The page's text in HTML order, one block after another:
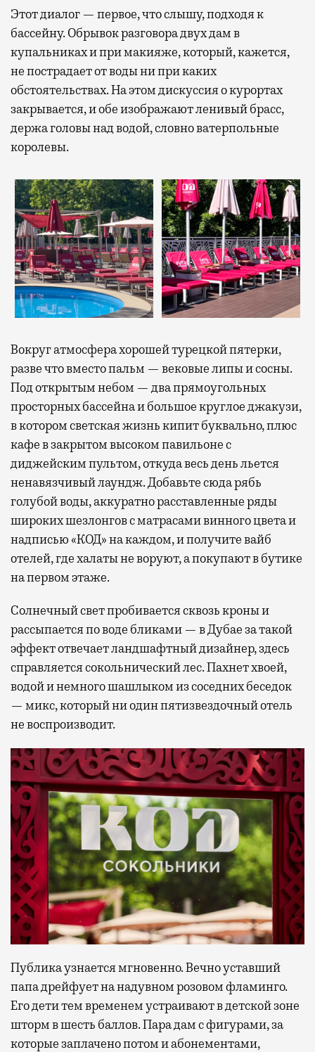
Этот диалог — первое, что слышу, подходя к
бассейну. Обрывок разговора двух дам в
купальниках и при макияже, который, кажется,
не пострадает от воды ни при каких
обстоятельствах. На этом дискуссия о курортах
закрывается, и обе изображают ленивый брасс,
держа головы над водой, словно ватерпольные
королевы.
Вокруг атмосфера хорошей турецкой пятерки,
разве что вместо пальм — вековые липы и сосны.
Под открытым небом — два прямоугольных
просторных бассейна и большое круглое джакузи,
в котором светская жизнь кипит буквально, плюс
кафе в закрытом высоком павильоне с
диджейским пультом, откуда весь день льется
ненавязчивый лаундж. Добавьте сюда рябь
голубой воды, аккуратно расставленные ряды
широких шезлонгов с матрасами винного цвета и
надписью «КОД» на каждом, и получите вайб
отелей, где халаты не воруют, а покупают в бутике
на первом этаже.
Солнечный свет пробивается сквозь кроны и
рассыпается по воде бликами — в Дубае за такой
эффект отвечает ландшафтный дизайнер, здесь
справляется сокольнический лес. Пахнет хвоей,
водой и немного шашлыком из соседних беседок
— микс, который ни один пятизвездочный отель
не воспроизводит.
Публика узнается мгновенно. Вечно уставший
папа дрейфует на надувном розовом фламинго.
Его дети тем временем устраивают в детской зоне
шторм в шесть баллов. Пара дам с фигурами, за
которые заплачено потом и абонементами,